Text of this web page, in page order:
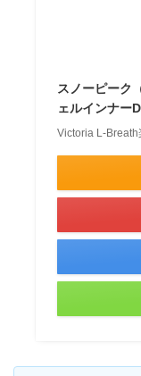
スノーピーク
ェルインナー
Victoria L-Breath